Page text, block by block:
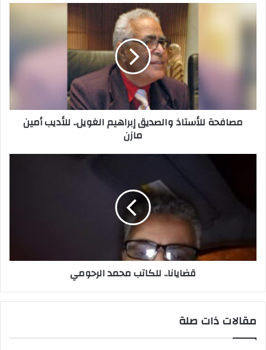
ك
مصافحة للأستاذ والصديق إبراهيم الغويل.. للأديب أمين
مازن
قضايانا.. للكاتب محمد الرحومي
مقالات ذات صلة